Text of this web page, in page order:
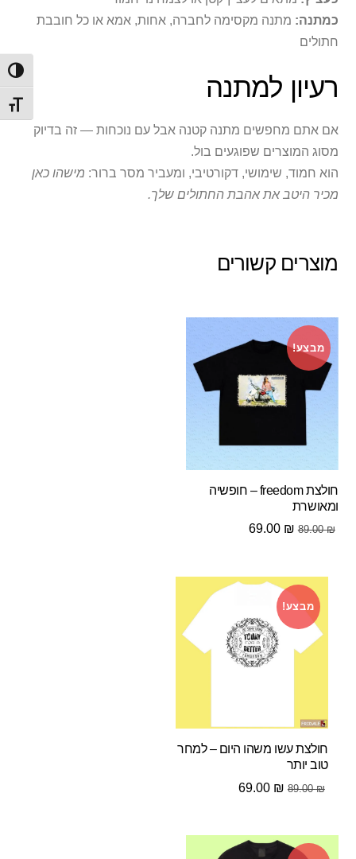
מתג
כמתנה: מתנה מקסימה לחברה, אחות, אמא או כל חובבת
חתולים
רעיון למתנה
אם אתם מחפשים מתנה קטנה אבל עם נוכחות — זה בדיוק
מסוג המוצרים שפוגעים בול.
הוא חמוד, שימושי, דקורטיבי, ומעביר מסר ברור: מישהו כאן
מכיר היטב את אהבת החתולים שלך.
מוצרים קשורים
מבצע!
חולצת freedom – חופשיה
ומאושרת
89.00₪
המחיר
89.00 ₪.
69.00 ₪
המחיר
69.00 ₪.
מבצע!
חולצת עשו משהו היום – למחר
טוב יותר
89.00₪
המחיר
89.00 ₪.
69.00 ₪
המחיר
69.00 ₪.